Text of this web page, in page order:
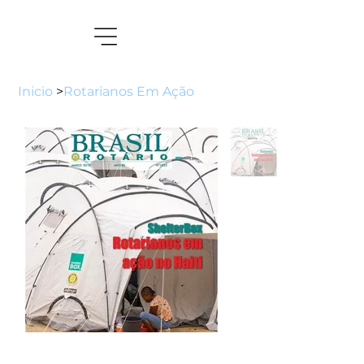
Inicio >Rotarianos Em Ação